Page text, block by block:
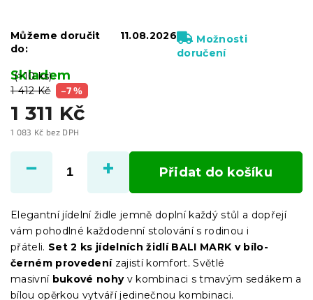
1 412 Kč –7 %
1 311 Kč
1 083 Kč bez DPH
cena:
Skladem
(>10 ks)
Můžeme doručit
do:
11.08.2026
Možnosti
doručení
Přidat do košíku
Elegantní jídelní židle jemně doplní každý stůl a dopřejí
vám pohodlné každodenní stolování s rodinou i
přáteli. Set 2 ks jídelních židlí BALI MARK v bílo-
černém provedení zajistí komfort. Světlé
masivníbukové nohyv kombinaci s tmavým sedákem a
bílou opěrkou vytváří jedinečnou kombinaci.